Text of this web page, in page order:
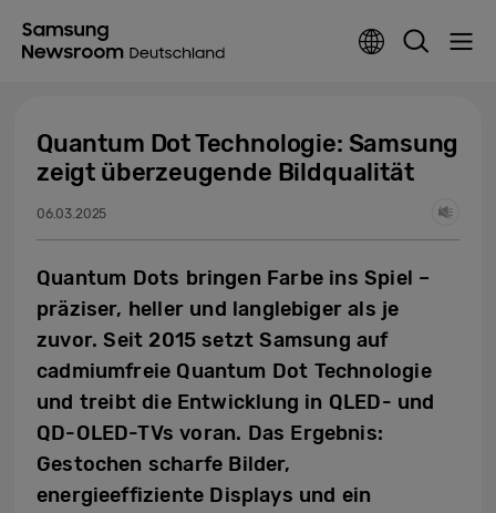
Quantum Dot Technologie: Samsung
zeigt überzeugende Bildqualität
06.03.2025
Quantum Dots bringen Farbe ins Spiel –
präziser, heller und langlebiger als je
zuvor. Seit 2015 setzt Samsung auf
cadmiumfreie Quantum Dot Technologie
und treibt die Entwicklung in QLED- und
QD-OLED-TVs voran. Das Ergebnis:
Gestochen scharfe Bilder,
energieeffiziente Displays und ein